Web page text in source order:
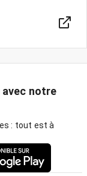
notre
: tout est à